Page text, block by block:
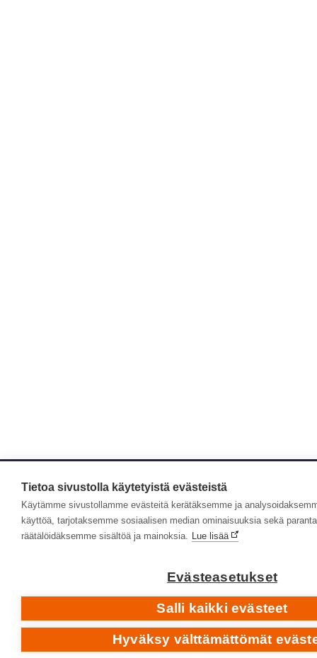
Tietoa sivustolla käytetyistä evästeistä
Käytämme sivustollamme evästeitä kerätäksemme ja
käyttöä, tarjotaksemme sosiaalisen median ominaisuuksia sekä
räätälöidäksemme sisältöä ja mainoksia. Lue lisää
Evästeasetukset
Salli kaikki evästeet
Hyväksy välttämättömät